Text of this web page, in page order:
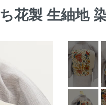
花製 生紬地